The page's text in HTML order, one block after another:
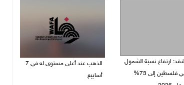
ارتفاع نسبة الشمول
المالي في فلسطين إلى 73%
الذهب عند أعلى مستوى له في 7
أسابيع